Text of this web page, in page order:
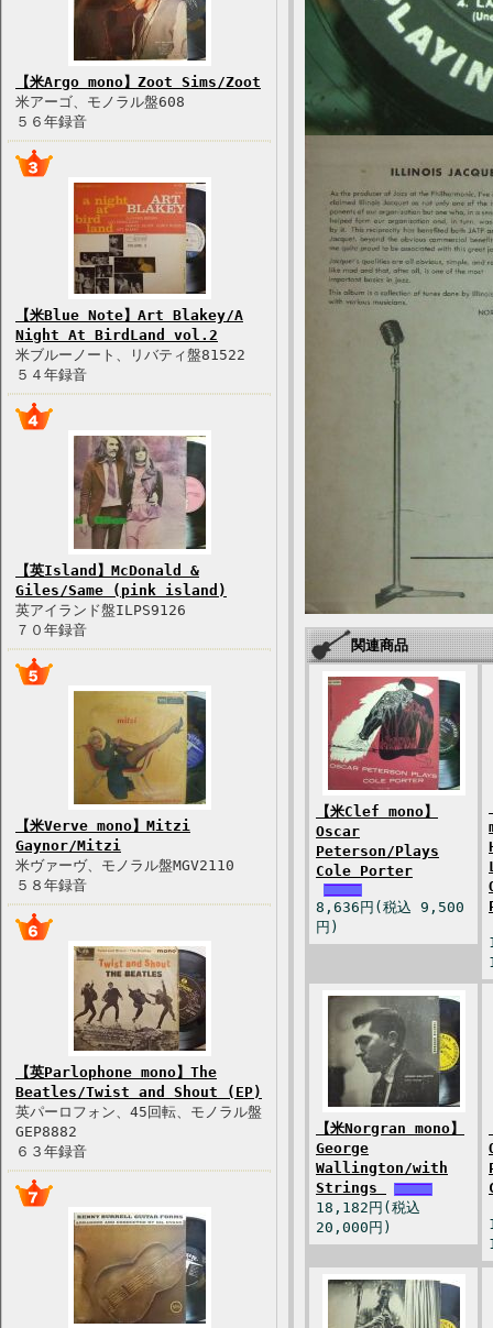
【米Argo mono】Zoot Sims/Zoot
米アーゴ、モノラル盤608
５６年録音
【米Blue Note】Art Blakey/A
Night At BirdLand vol.2
米ブルーノート、リバティ盤81522
５４年録音
【英Island】McDonald &
Giles/Same (pink island)
英アイランド盤ILPS9126
７０年録音
【米Verve mono】Mitzi
Gaynor/Mitzi
米ヴァーヴ、モノラル盤MGV2110
５８年録音
【英Parlophone mono】The
Beatles/Twist and Shout (EP)
英パーロフォン、45回転、モノラル盤
GEP8882
６３年録音
関連商品
【米Clef mono】
Oscar
Peterson/Plays
Cole Porter
8,636円(税込 9,500
円)
【米Norgran mono】
George
Wallington/with
Strings
18,182円(税込
20,000円)